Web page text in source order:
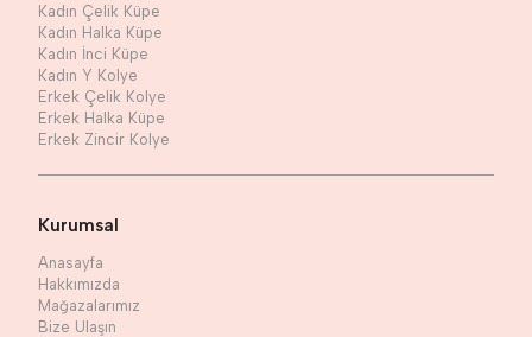
Kadın Çelik Küpe
Kadın Halka Küpe
Kadın İnci Küpe
Kadın Y Kolye
Erkek Çelik Kolye
Erkek Halka Küpe
Erkek Zincir Kolye
Kurumsal
Anasayfa
Hakkımızda
Mağazalarımız
Bize Ulaşın